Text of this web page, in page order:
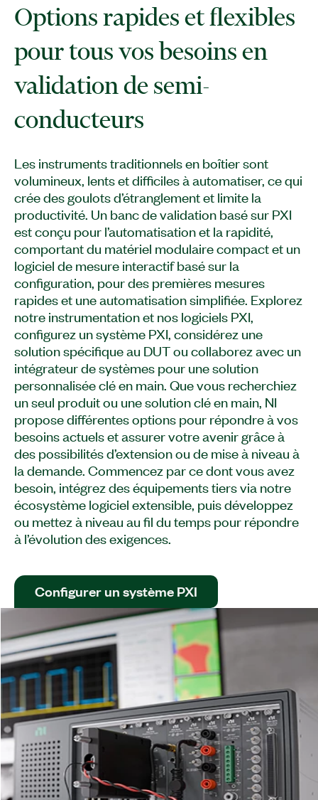
Options rapides et flexibles
pour tous vos besoins en
validation de semi-
conducteurs
Les instruments traditionnels en boîtier sont
volumineux, lents et difficiles à automatiser, ce qui
crée des goulots d’étranglement et limite la
productivité. Un banc de validation basé sur PXI
est conçu pour l’automatisation et la rapidité,
comportant du matériel modulaire compact et un
logiciel de mesure interactif basé sur la
configuration, pour des premières mesures
rapides et une automatisation simplifiée. Explorez
notre instrumentation et nos logiciels PXI,
configurez un système PXI, considérez une
solution spécifique au DUT ou collaborez avec un
intégrateur de systèmes pour une solution
personnalisée clé en main. Que vous recherchiez
un seul produit ou une solution clé en main, NI
propose différentes options pour répondre à vos
besoins actuels et assurer votre avenir grâce à
des possibilités d’extension ou de mise à niveau à
la demande. Commencez par ce dont vous avez
besoin, intégrez des équipements tiers via notre
écosystème logiciel extensible, puis développez
ou mettez à niveau au fil du temps pour répondre
à l’évolution des exigences.​
Configurer un système PXI